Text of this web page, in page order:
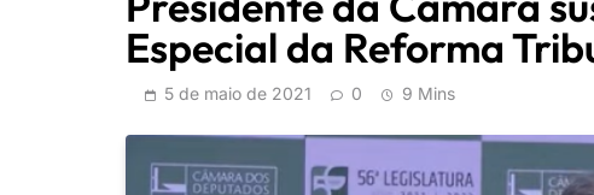
Especial da Reforma
5 de maio de 2021 0 9 Mins